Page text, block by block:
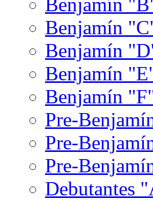
Benjamín
Benjamín
Benjamín
Benjamín
Pre-
Pre-
Pre-
Debutantes